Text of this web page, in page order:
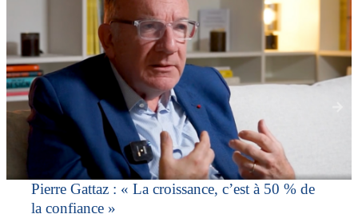
Pierre Gattaz : « La croissance, c’est à 50 % de
la confiance »